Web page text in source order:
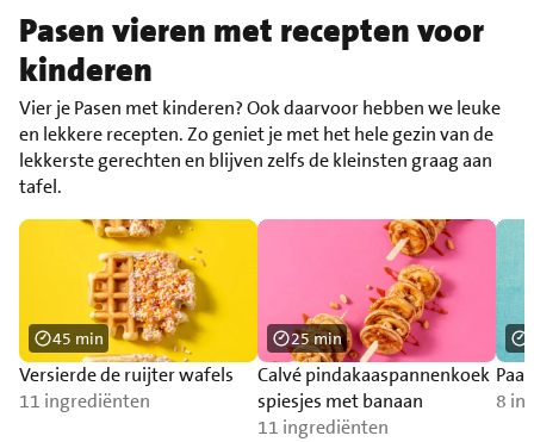
Pasen vieren met recepten voor
kinderen
Vier je Pasen met kinderen? Ook daarvoor hebben we leuke
en lekkere recepten. Zo geniet je met het hele gezin van de
lekkerste gerechten en blijven zelfs de kleinsten graag aan
tafel.
Versierde de ruijter wafels
11 ingrediënten
45 min
Calvé pindakaaspannenkoek
spiesjes met banaan
11 ingrediënten
25 min
8